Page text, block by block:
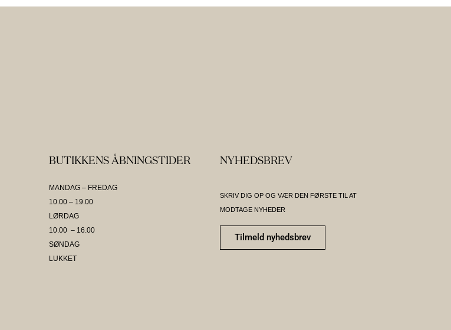
BUTIKKENS ÅBNINGSTIDER
MANDAG – FREDAG
10.00 – 19.00
LØRDAG
10.00 – 16.00
SØNDAG
LUKKET
NYHEDSBREV
SKRIV DIG OP OG VÆR DEN FØRSTE TIL AT
MODTAGE NYHEDER
Tilmeld nyhedsbrev